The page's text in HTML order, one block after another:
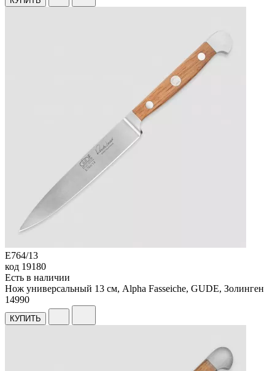
E764/13
код 19180
Есть в наличии
Нож универсальный 13 см, Alpha Fasseiche, GUDE, Золинген
14990
КУПИТЬ